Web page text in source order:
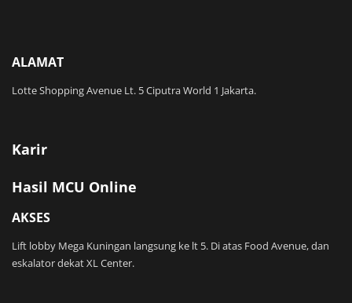
ALAMAT
Lotte Shopping Avenue Lt. 5 Ciputra World 1 Jakarta.
Karir
Hasil MCU Online
AKSES
Lift lobby Mega Kuningan langsung ke lt 5. Di atas Food Avenue, dan
eskalator dekat XL Center.